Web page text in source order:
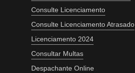
Consulte Licenciamento
Consulte Licenciamento Atrasado
Licenciamento 2024
Consultar Multas
Despachante Online